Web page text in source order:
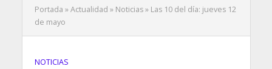
Portada »Actualidad » Noticias» Las 10 del día: jueves 12
de mayo
NOTICIAS